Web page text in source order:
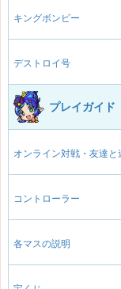
キングボンビー
デストロイ号
プレイガイド
オンライン対戦・友達と
コントローラー
各マスの説明